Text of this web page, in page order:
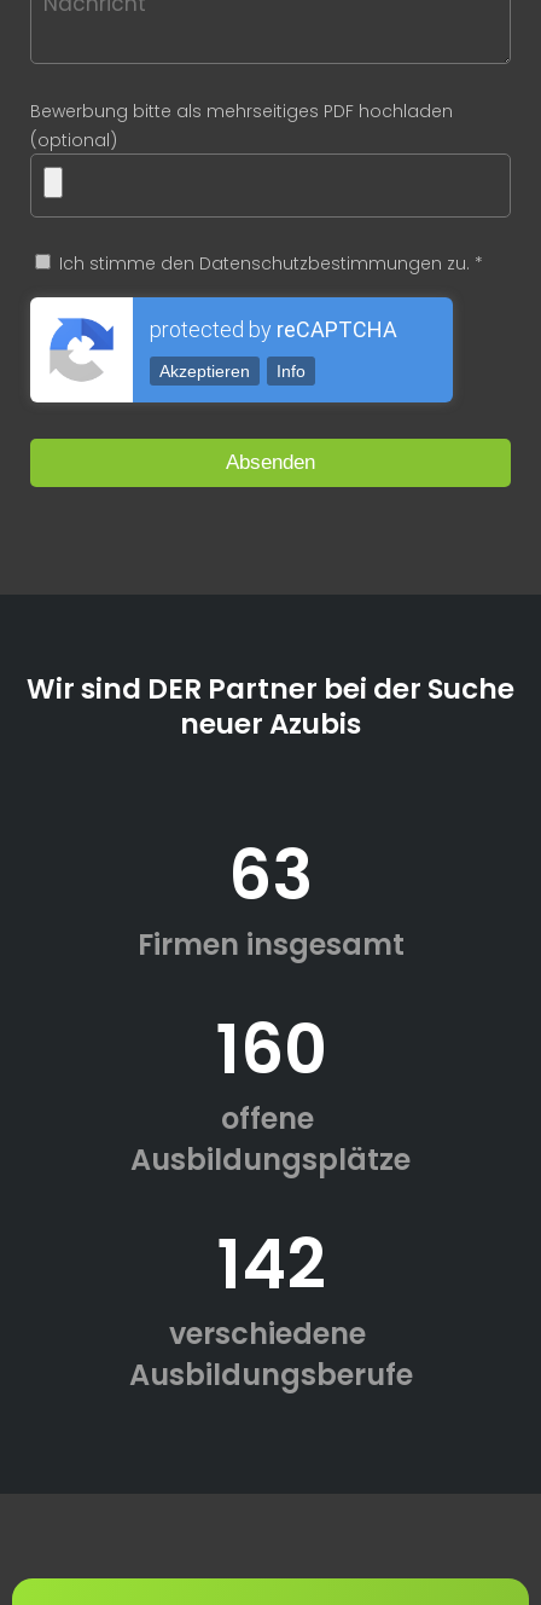
Bewerbung bitte als mehrseitiges PDF hochladen
(optional)
Ich stimme den Datenschutzbestimmungen zu. *
protected by reCAPTCHA
Akzeptieren Info
Wir sind DER Partner bei der Suche
neuer Azubis
63
Firmen insgesamt
160
offene
Ausbildungsplätze
142
verschiedene
Ausbildungsberufe